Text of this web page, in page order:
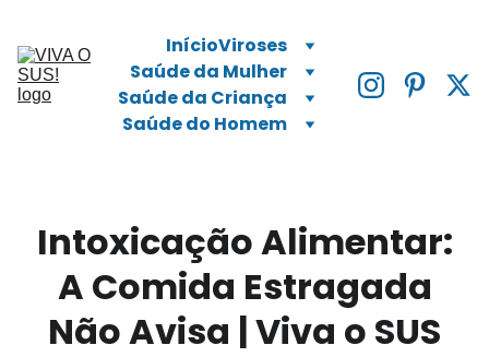
InícioViroses
Saúde da Mulher
Saúde da Criança
Saúde do Homem
Intoxicação Alimentar:
A Comida Estragada
Não Avisa | Viva o SUS